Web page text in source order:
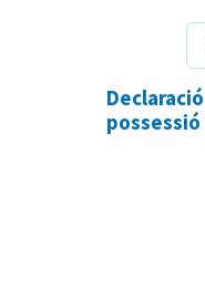
possessió